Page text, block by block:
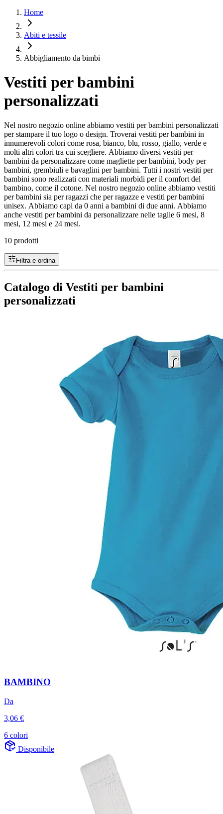
Home
Abiti e tessile
Abbigliamento da bimbi
Vestiti per bambini
personalizzati
Nel nostro negozio online abbiamo vestiti per bambini personalizzati
per stampare il tuo logo o design. Troverai vestiti per bambini in
innumerevoli colori come rosa, bianco, blu, rosso, giallo, verde e
molti altri colori tra cui scegliere. Abbiamo diversi vestiti per
bambini da personalizzare come magliette per bambini, body per
bambini, grembiuli e bavaglini per bambini. Tutti i nostri vestiti per
bambini sono realizzati con materiali morbidi per il comfort del
bambino, come il cotone. Nel nostro negozio online abbiamo vestiti
per bambini sia per ragazzi che per ragazze e vestiti per bambini
unisex. Abbiamo capi da 0 anni a bambini di due anni. Abbiamo
anche vestiti per bambini da personalizzare nelle taglie 6 mesi, 8
mesi, 12 mesi e 24 mesi.
10 prodotti
Filtra e ordina
Catalogo di Vestiti per bambini
personalizzati
BAMBINO
Da
3,06 €
6 colori
Disponibile